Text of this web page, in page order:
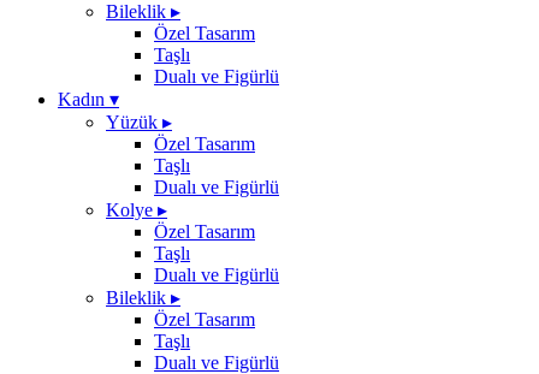
Bileklik ▸
Özel Tasarım
Taşlı
Dualı ve Figürlü
Kadın ▾
Yüzük ▸
Özel Tasarım
Taşlı
Dualı ve Figürlü
Kolye ▸
Özel Tasarım
Taşlı
Dualı ve Figürlü
Bileklik ▸
Özel Tasarım
Taşlı
Dualı ve Figürlü